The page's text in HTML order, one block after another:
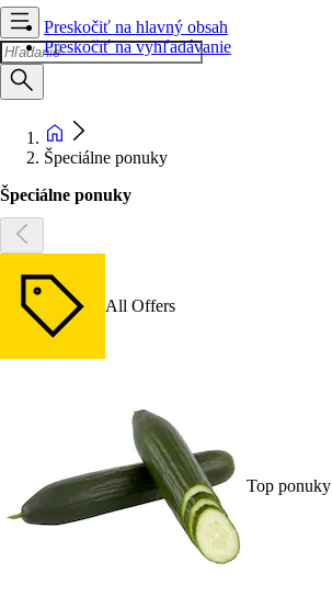
Preskočiť na hlavný obsah
Preskočiť na vyhľadávanie
Špeciálne ponuky
Špeciálne ponuky
All Offers
Top ponuky